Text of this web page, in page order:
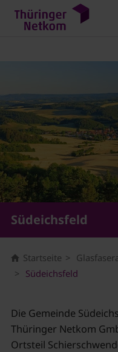
Südeichsfeld
Startseite
Südeichsfeld
Die Gemeinde
Thüringer Netkom
Ortsteil